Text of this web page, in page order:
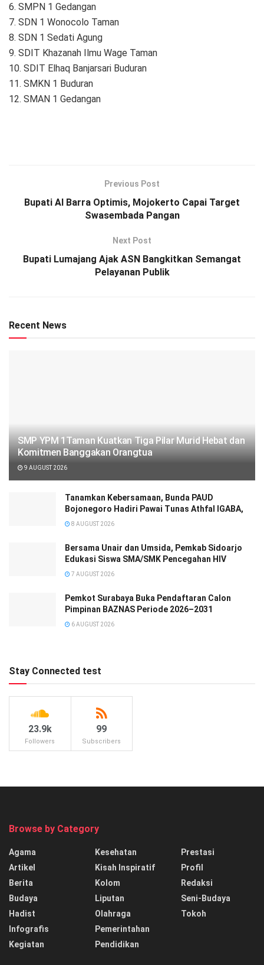
6. SMPN 1 Gedangan
7. SDN 1 Wonocolo Taman
8. SDN 1 Sedati Agung
9. SDIT Khazanah Ilmu Wage Taman
10. SDIT Elhaq Banjarsari Buduran
11. SMKN 1 Buduran
12. SMAN 1 Gedangan
Previous Post
Bupati Al Barra Optimis, Mojokerto Capai Target
Swasembada Pangan
Next Post
Bupati Lumajang Ajak ASN Bangkitkan Semangat
Pelayanan Publik
Recent News
SMP YPM 1Taman Kuatkan Tiga Pilar Murid Hebat dan
Komitmen Banggakan Orangtua
9 AUGUST 2026
Tanamkan Kebersamaan, Bunda PAUD
Bojonegoro Hadiri Pawai Tunas Athfal IGABA,
8 AUGUST 2026
Bersama Unair dan Umsida, Pemkab Sidoarjo
Edukasi Siswa SMA/SMK Pencegahan HIV
7 AUGUST 2026
Pemkot Surabaya Buka Pendaftaran Calon
Pimpinan BAZNAS Periode 2026–2031
6 AUGUST 2026
Stay Connected test
23.9k
Followers
99
Subscribers
Browse by Category
Agama
Artikel
Berita
Budaya
Hadist
Infografis
Kegiatan
Kesehatan
Kisah Inspiratif
Kolom
Liputan
Olahraga
Pemerintahan
Pendidikan
Prestasi
Profil
Redaksi
Seni-Budaya
Tokoh